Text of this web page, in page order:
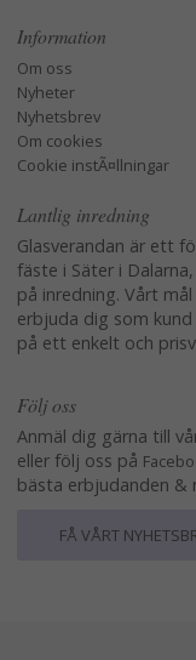
Information
Om oss
Nyheter
Nyhetsbrev
Om cookies
Cookie instÃ¤llningar
Lantlig inredning
Glasverandan är ett
fäste i Säter i
på inredning. Vårt
erbjuda dig som
på ett enkelt och
Följ oss
Anmäl dig gärna till
eller följ oss på
bästa erbjudanden &
FÅ VÅRT